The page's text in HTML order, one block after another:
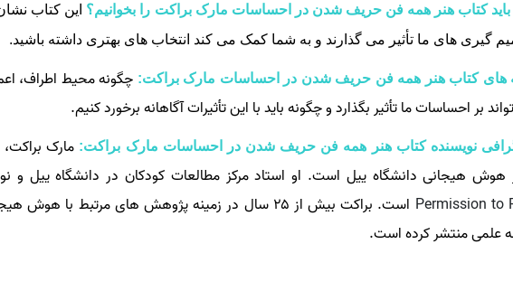
باید کتاب هنر همه فن حریف شدن در احساسات مارک براکت را بخوانیم؟ این کتاب
گیری‌ های ما تأثیر می‌ گذارند و به شما کمک می‌ کند انتخاب‌ های بهتری داشته باشید.
های کتاب هنر همه فن حریف شدن در احساسات مارک براکت: چگونه محیط اطراف،
بر احساسات ما تأثیر بگذارد و چگونه باید با این تأثیرات آگاهانه برخورد کنیم.
نویسنده کتاب هنر همه فن حریف شدن در احساسات مارک براکت: مارک
هوش هیجانی دانشگاه ییل است. او استاد مرکز مطالعات کودکان در دانشگاه ییل و
Permission to
علمی منتشر کرده است.